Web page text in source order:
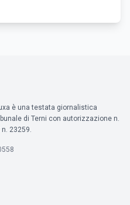
è una testata giornalistica
di Terni con autorizzazione n.
23259.